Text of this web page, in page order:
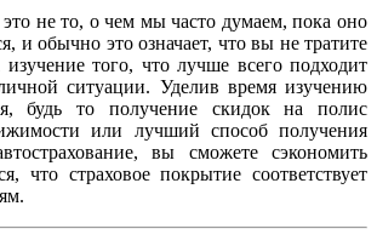
не то, о чем мы часто думаем, пока оно
и обычно это означает, что вы не тратите
того, что лучше всего подходит
ситуации. Уделив время изучению
будь то получение скидок на полис
или лучший способ получения
вы сможете сэкономить
что страховое покрытие соответствует